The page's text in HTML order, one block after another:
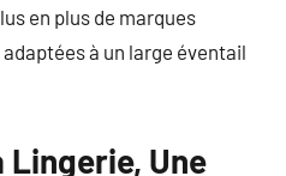
en plus de marques
à un large éventail
Lingerie, Une